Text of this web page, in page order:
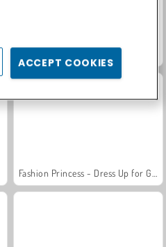
ACCEPT COOKIES